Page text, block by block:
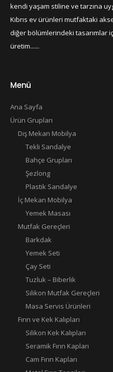
kendi yaşam stiline ve tarzına
Kıbrıs ev ürünleri mutfaktaki
diğer bölümlerindeki tasarımlar
üretim......
Menü
Ana Sayfa
Ürün Grupları
Dış Mekan Mobilya
Tekli Sandalye
Bahçe Grupları
Şezlong
Plastik Sandalye
İç Mekan Mobilya
Yemek Masası
Mutfak Gereçleri
Barkdak
Yemek Seti
Çay Seti
Tuzluk – Biberlik
Silikon Mutfak Gereçleri
Masa Servis Ürünleri
Fırın ve Kek Kalıpları
Silikon Kek Kalıpları
Seramik Fırın Kapları
Cam Fırın Kapları